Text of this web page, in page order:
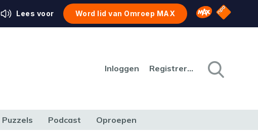
Lees voor Word lid van Omroep MAX Omroep MAX
NPO
Inloggen Registreren
Puzzels Podcast Oproepen